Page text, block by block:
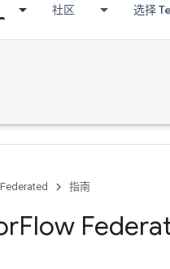
社区 选择
Federated 指南
Flow